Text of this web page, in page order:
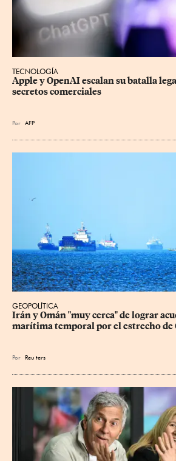
TECNOLOGÍA
Apple y OpenAI escalan su batalla
secretos comerciales
Por AFP
GEOPOLÍTICA
Irán y Omán "muy cerca" de lograr
marítima temporal por el estrecho de
Por Reu ters